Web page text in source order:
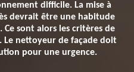
difficile. La mise à
devrait être une habitude
sont alors les critères de
Le nettoyeur de façade doit
pour une urgence.